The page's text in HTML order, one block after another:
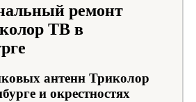
ремонт
ТВ в
антенн Триколор
и окрестностях